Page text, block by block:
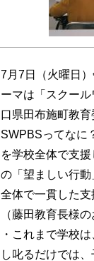
7月7日（火曜日
ーマは「スクー
口県田布施町教育
SWPBSってなに
を学校全体で支
の「望ましい行
全体で一貫した支
（藤田教育長様の
・これまで学校
し叱るだけでは